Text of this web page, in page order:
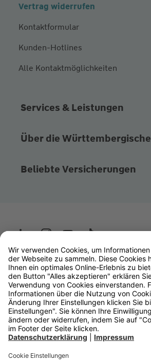
Vertrag widerrufen
Kontaktformular
Kunden-Hotlines
Alle Kontaktmöglichkeiten
Services & Leistungen
Über die Württembergische
Beliebte Versicherungen
Wüstenrot
W&W Gruppe
OLB Bank
Makler
Impressum
Datenschutz
Rechtliche Hinweise